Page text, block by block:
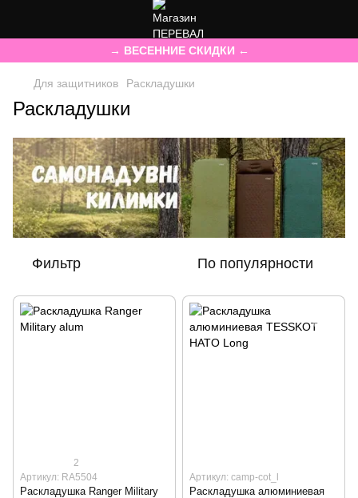
→ ВЕСЕННИЕ СКИДКИ ←
Для защитников Раскладушки
Раскладушки
Фильтр По популярности
2
Артикул: RA5504
Раскладушка Ranger Military
Артикул: camp-cot_l
Раскладушка алюминиевая